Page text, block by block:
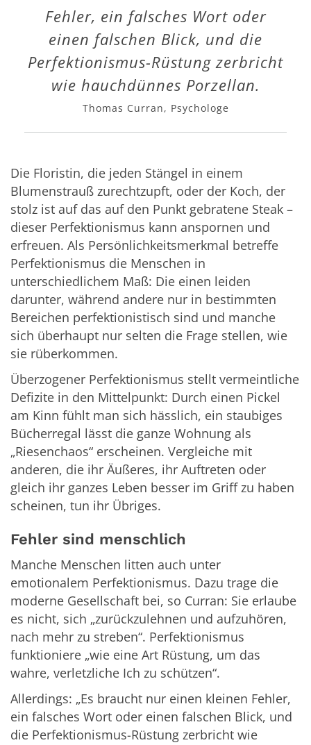
Fehler, ein falsches Wort oder
einen falschen Blick, und die
Perfektionismus-Rüstung zerbricht
wie hauchdünnes Porzellan.
Thomas Curran, Psychologe
Die Floristin, die jeden Stängel in einem
Blumenstrauß zurechtzupft, oder der Koch, der
stolz ist auf das auf den Punkt gebratene Steak –
dieser Perfektionismus kann anspornen und
erfreuen. Als Persönlichkeitsmerkmal betreffe
Perfektionismus die Menschen in
unterschiedlichem Maß: Die einen leiden
darunter, während andere nur in bestimmten
Bereichen perfektionistisch sind und manche
sich überhaupt nur selten die Frage stellen, wie
sie rüberkommen.
Überzogener Perfektionismus stellt vermeintliche
Defizite in den Mittelpunkt: Durch einen Pickel
am Kinn fühlt man sich hässlich, ein staubiges
Bücherregal lässt die ganze Wohnung als
„Riesenchaos“ erscheinen. Vergleiche mit
anderen, die ihr Äußeres, ihr Auftreten oder
gleich ihr ganzes Leben besser im Griff zu haben
scheinen, tun ihr Übriges.
Fehler sind menschlich
Manche Menschen litten auch unter
emotionalem Perfektionismus. Dazu trage die
moderne Gesellschaft bei, so Curran: Sie erlaube
es nicht, sich „zurückzulehnen und aufzuhören,
nach mehr zu streben“. Perfektionismus
funktioniere „wie eine Art Rüstung, um das
wahre, verletzliche Ich zu schützen“.
Allerdings: „Es braucht nur einen kleinen Fehler,
ein falsches Wort oder einen falschen Blick, und
die Perfektionismus-Rüstung zerbricht wie